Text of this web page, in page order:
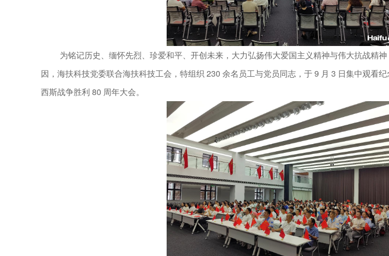
为铭记历史、缅怀先烈、珍爱和平、开创未来，大力弘扬伟大爱国主义精神与伟大抗战精
因，海扶科技党委联合海扶科技工会，特组织 230 余名员工与党员同志，于 9 月 3 日集中观看
西斯战争胜利 80 周年大会。